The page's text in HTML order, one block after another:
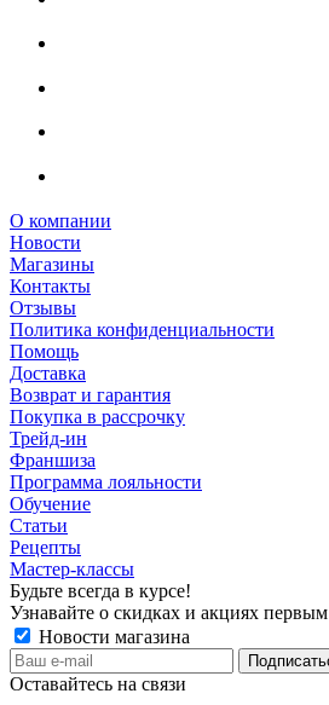
О компании
Новости
Магазины
Контакты
Отзывы
Политика конфиденциальности
Помощь
Доставка
Возврат и гарантия
Покупка в рассрочку
Трейд-ин
Франшиза
Программа лояльности
Обучение
Статьи
Рецепты
Мастер-классы
Будьте всегда в курсе!
Узнавайте о скидках и акциях первым
Новости магазина
Оставайтесь на связи